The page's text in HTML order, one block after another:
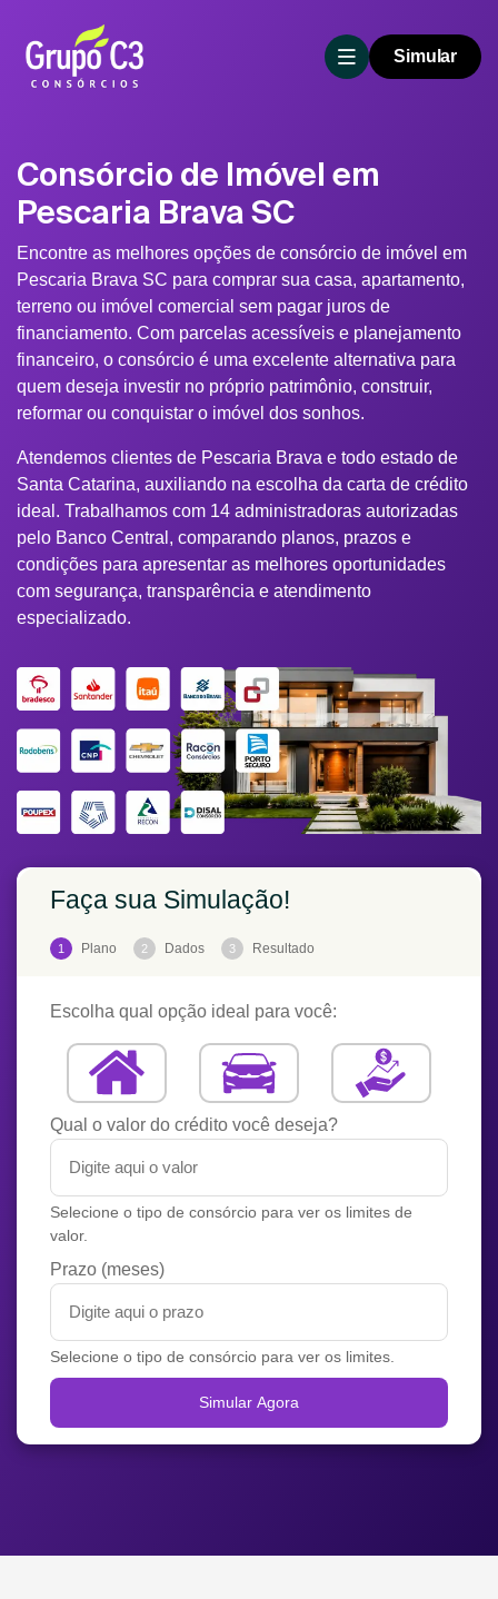
Simular
Consórcio de Imóvel em
Pescaria Brava SC
Encontre as melhores opções de consórcio de imóvel em
Pescaria Brava SC para comprar sua casa, apartamento,
terreno ou imóvel comercial sem pagar juros de
financiamento. Com parcelas acessíveis e planejamento
financeiro, o consórcio é uma excelente alternativa para
quem deseja investir no próprio patrimônio, construir,
reformar ou conquistar o imóvel dos sonhos.
Atendemos clientes de Pescaria Brava e todo estado de
Santa Catarina, auxiliando na escolha da carta de crédito
ideal. Trabalhamos com 14 administradoras autorizadas
pelo Banco Central, comparando planos, prazos e
condições para apresentar as melhores oportunidades
com segurança, transparência e atendimento
especializado.
Faça sua Simulação!
1 Plano 2 Dados 3 Resultado
Escolha qual opção ideal para você:
Qual o valor do crédito você deseja?
Selecione o tipo de consórcio para ver os limites de
valor.
Prazo (meses)
Selecione o tipo de consórcio para ver os limites.
Simular Agora